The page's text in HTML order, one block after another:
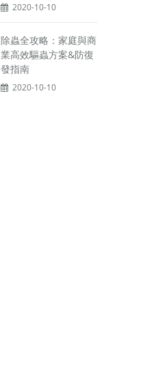
2020-10-10
除蟲全攻略：家庭與商
業高效驅蟲方案&防復
發指南
2020-10-10